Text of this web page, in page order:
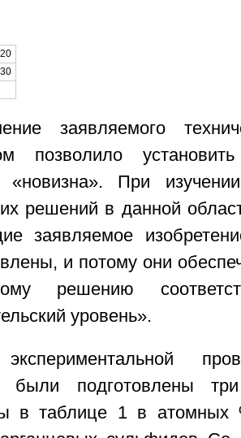
заявляемого
позволило
«новизна». При
решений в данной
заявляемое
и потому они
решению
уровень».
были подготовлены
в таблице 1 в